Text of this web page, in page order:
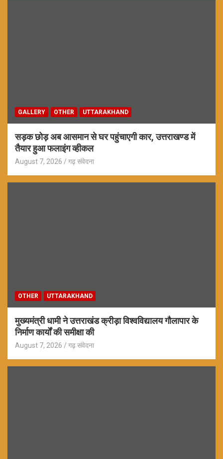
GALLERY OTHER UTTARAKHAND
सड़क छोड़ अब आसमान से घर पहुंचाएगी कार, उत्तराखण्ड में
तैयार हुआ फलाइंग व्हीकल
August 7, 2026 गढ़ संवेदना
OTHER UTTARAKHAND
मुख्यमंत्री धामी ने उत्तराखंड क्रीड़ा विश्वविद्यालय गौलापार के
निर्माण कार्यों की समीक्षा की
August 7, 2026 गढ़ संवेदना